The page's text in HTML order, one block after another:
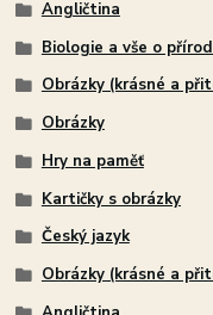
Angličtina
Biologie a vše o
Obrázky (krásné a
Obrázky
Hry na paměť
Kartičky s obrázky
Český jazyk
Obrázky (krásné a